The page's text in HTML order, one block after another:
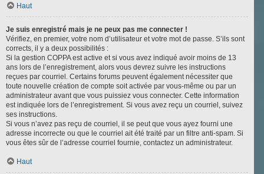
Haut
Je suis enregistré mais je ne peux pas me connecter !
Vérifiez, en premier, votre nom d’utilisateur et votre mot de passe. S’ils sont
corrects, il y a deux possibilités :
Si la gestion COPPA est active et si vous avez indiqué avoir moins de 13
ans lors de l’enregistrement, alors vous devrez suivre les instructions
reçues par courriel. Certains forums peuvent également nécessiter que
toute nouvelle création de compte soit activée par vous-même ou par un
administrateur avant que vous puissiez vous connecter. Cette information
est indiquée lors de l’enregistrement. Si vous avez reçu un courriel, suivez
ses instructions.
Si vous n’avez pas reçu de courriel, il se peut que vous ayez fourni une
adresse incorrecte ou que le courriel ait été traité par un filtre anti-spam. Si
vous êtes sûr de l’adresse courriel fournie, contactez un administrateur.
Haut